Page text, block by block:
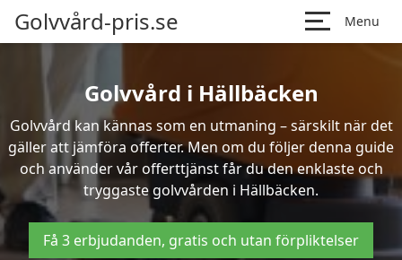
Golvvård-pris.se Menu
Golvvård i Hällbäcken
Golvvård kan kännas som en utmaning – särskilt när det
gäller att jämföra offerter. Men om du följer denna guide
och använder vår offerttjänst får du den enklaste och
tryggaste golvvården i Hällbäcken.
Få 3 erbjudanden, gratis och utan förpliktelser